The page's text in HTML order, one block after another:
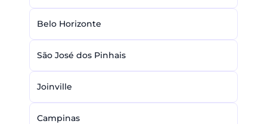
Belo Horizonte
São José dos Pinhais
Joinville
Campinas